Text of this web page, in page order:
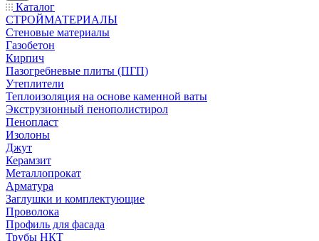
Каталог
СТРОЙМАТЕРИАЛЫ
Стеновые материалы
Газобетон
Кирпич
Пазогребневые плиты (ПГП)
Утеплители
Теплоизоляция на основе каменной ваты
Экструзионный пенополистирол
Пенопласт
Изолоны
Джут
Керамзит
Металлопрокат
Арматура
Заглушки и комплектующие
Проволока
Профиль для фасада
Трубы НКТ